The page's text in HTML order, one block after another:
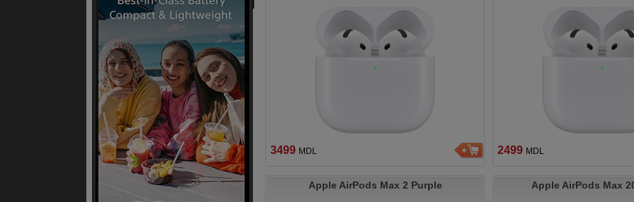
3499 MDL 2499 MDL
Apple AirPods Max 2 Purple Apple AirPods Max